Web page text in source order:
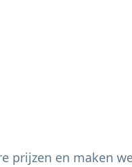
prijzen en maken